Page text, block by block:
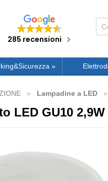
285 recensioni
»
Lampadine a LED
LED GU10